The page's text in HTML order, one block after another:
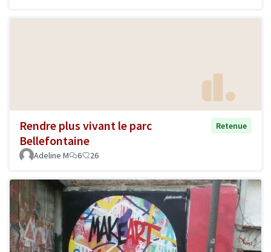
Rendre plus vivant le parc
Bellefontaine
Retenue
Adeline M 6 26